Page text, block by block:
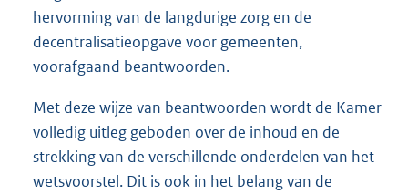
hervorming van de langdurige zorg en de
decentralisatieopgave voor gemeenten,
voorafgaand beantwoorden.
Met deze wijze van beantwoorden wordt de Kamer
volledig uitleg geboden over de inhoud en de
strekking van de verschillende onderdelen van het
wetsvoorstel. Dit is ook in het belang van de